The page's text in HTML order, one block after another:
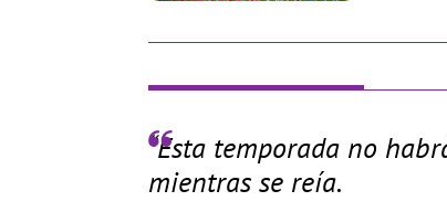
“Esta temporada no
mientras se reía.